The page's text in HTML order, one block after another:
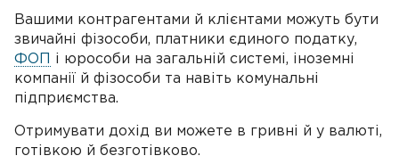
Вашими контрагентами й клієнтами можуть бути
звичайні фізособи, платники єдиного податку,
ФОП
і юрособи на загальній системі, іноземні
компанії й фізособи та навіть комунальні
підприємства.
Отримувати дохід ви можете в гривні й у валюті,
готівкою й безготівково.